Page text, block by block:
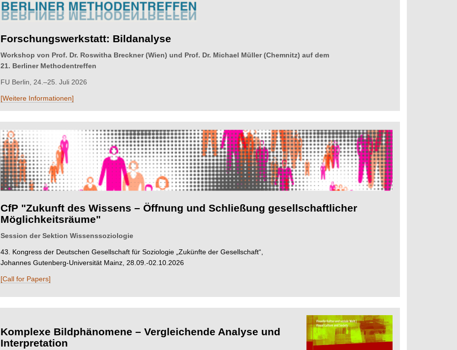
Forschungswerkstatt: Bildanalyse
Workshop von Prof. Dr. Roswitha Breckner (Wien) und Prof. Dr. Michael Müller (Chemnitz) auf dem
21. Berliner Methodentreffen
FU Berlin, 24.–25. Juli 2026
[Weitere Informationen]
CfP "Zukunft des Wissens – Öffnung und Schließung gesellschaftlicher
Möglichkeitsräume"
Session der Sektion Wissenssoziologie
43. Kongress der Deutschen Gesellschaft für Soziologie „Zukünfte der Gesellschaft“,
Johannes Gutenberg-Universität Mainz, 28.09.-02.10.2026
[Call for Papers]
Komplexe Bildphänomene – Vergleichende Analyse und
Interpretation